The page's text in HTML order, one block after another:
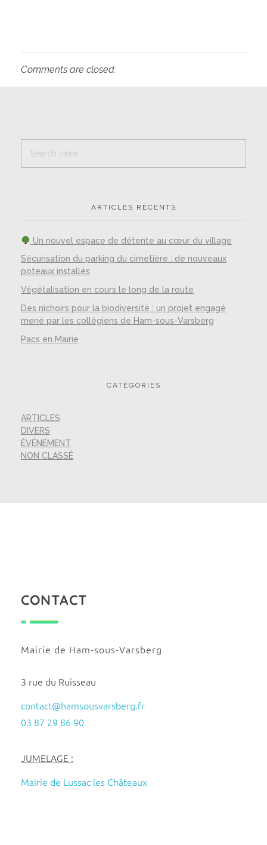
Comments are closed.
ARTICLES RÉCENTS
Un nouvel espace de détente au cœur du village
Sécurisation du parking du cimetière : de nouveaux
poteaux installés
Végétalisation en cours le long de la route
Des nichoirs pour la biodiversité : un projet engagé
mené par les collégiens de Ham-sous-Varsberg
Pacs en Mairie
CATÉGORIES
ARTICLES
DIVERS
ÉVÉNEMENT
NON CLASSÉ
CONTACT
Mairie de Ham-sous-Varsberg
3 rue du Ruisseau
contact@hamsousvarsberg.fr
03 87 29 86 90
JUMELAGE :
Mairie de Lussac les Châteaux